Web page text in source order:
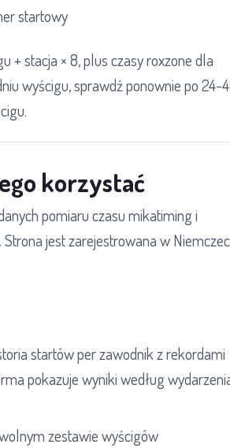
startowy
+ stacja × 8, plus czasy roxzone dla
wyścigu, sprawdź ponownie po 24-
korzystać
pomiaru czasu mikatiming i
jest zarejestrowana w
startów per zawodnik z rekordami
pokazuje wyniki według
zestawie wyścigów